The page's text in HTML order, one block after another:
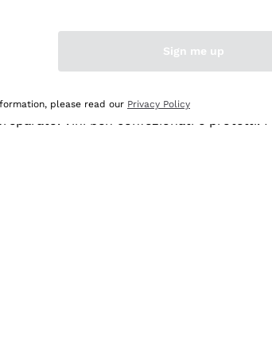
Vini ben confezionati e protetti.
Sign me up
please read our Privacy Policy